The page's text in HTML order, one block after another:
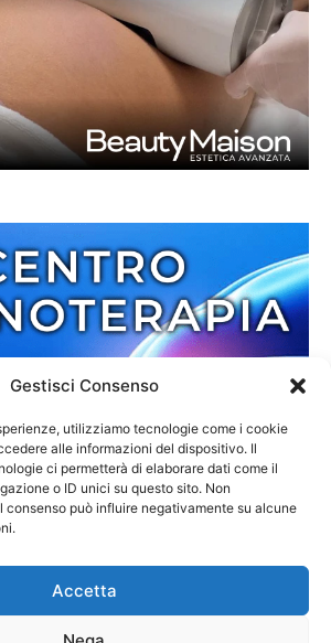
Gestisci Consenso
utilizziamo tecnologie come i cookie
alle informazioni del dispositivo. Il
ci permetterà di elaborare dati come il
o ID unici su questo sito. Non
consenso può influire negativamente su alcune
Accetta